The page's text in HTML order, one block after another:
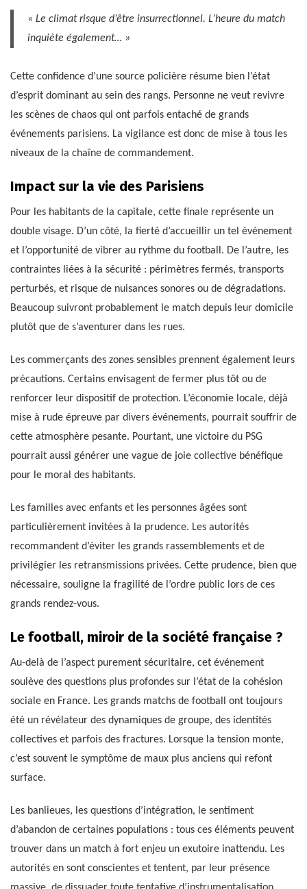
« Le climat risque d’être insurrectionnel. L’heure du match
inquiète également… »
Cette confidence d’une source policière résume bien l’état
d’esprit dominant au sein des rangs. Personne ne veut revivre
les scènes de chaos qui ont parfois entaché de grands
événements parisiens. La vigilance est donc de mise à tous les
niveaux de la chaîne de commandement.
Impact sur la vie des Parisiens
Pour les habitants de la capitale, cette finale représente un
double visage. D’un côté, la fierté d’accueillir un tel événement
et l’opportunité de vibrer au rythme du football. De l’autre, les
contraintes liées à la sécurité : périmètres fermés, transports
perturbés, et risque de nuisances sonores ou de dégradations.
Beaucoup suivront probablement le match depuis leur domicile
plutôt que de s’aventurer dans les rues.
Les commerçants des zones sensibles prennent également leurs
précautions. Certains envisagent de fermer plus tôt ou de
renforcer leur dispositif de protection. L’économie locale, déjà
mise à rude épreuve par divers événements, pourrait souffrir de
cette atmosphère pesante. Pourtant, une victoire du PSG
pourrait aussi générer une vague de joie collective bénéfique
pour le moral des habitants.
Les familles avec enfants et les personnes âgées sont
particulièrement invitées à la prudence. Les autorités
recommandent d’éviter les grands rassemblements et de
privilégier les retransmissions privées. Cette prudence, bien que
nécessaire, souligne la fragilité de l’ordre public lors de ces
grands rendez-vous.
Le football, miroir de la société française ?
Au-delà de l’aspect purement sécuritaire, cet événement
soulève des questions plus profondes sur l’état de la cohésion
sociale en France. Les grands matchs de football ont toujours
été un révélateur des dynamiques de groupe, des identités
collectives et parfois des fractures. Lorsque la tension monte,
c’est souvent le symptôme de maux plus anciens qui refont
surface.
Les banlieues, les questions d’intégration, le sentiment
d’abandon de certaines populations : tous ces éléments peuvent
trouver dans un match à fort enjeu un exutoire inattendu. Les
autorités en sont conscientes et tentent, par leur présence